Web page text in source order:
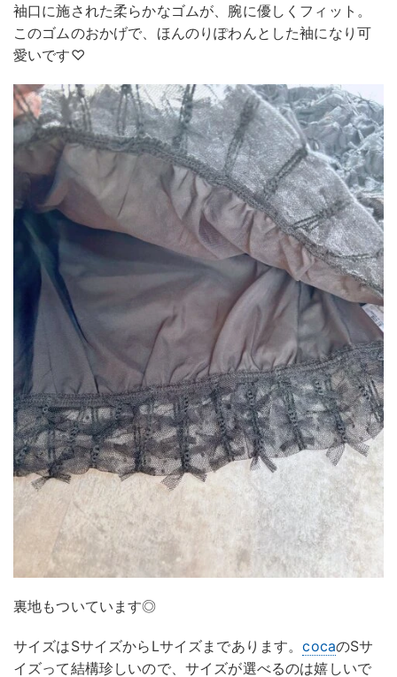
袖口に施された柔らかなゴムが、腕に優しくフィット。
このゴムのおかげで、ほんのりぽわんとした袖になり可
愛いです♡
裏地もついています◎
サイズはSサイズからLサイズまであります。cocaのSサ
イズって結構珍しいので、サイズが選べるのは嬉しいで